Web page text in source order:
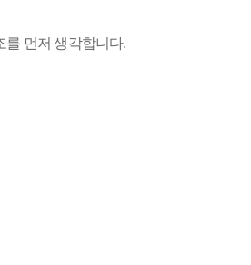
를 먼저 생각합니다.